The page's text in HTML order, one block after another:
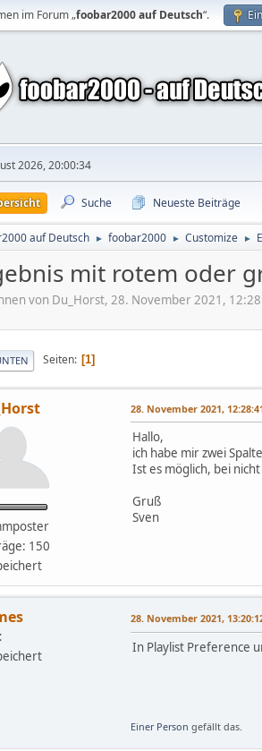
im Forum „foobar2000 auf Deutsch“.
2026, 20:00:34
Suche Neueste Beiträge
auf Deutsch ► foobar2000 ► Customize ►
mit rotem oder
von Du_Horst, 28. November 2021,
Seiten 1
150
28. November 2021,
Hallo,
ich habe mir zwei
Ist es möglich, bei
Gruß
Sven
28. November 2021,
In Playlist Preference
Einer Person gefällt das.